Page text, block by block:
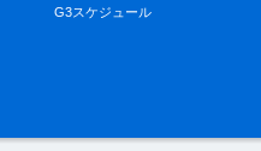
G3スケジュール